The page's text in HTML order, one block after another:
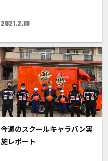
2021.2.19
今週のスクールキャラバン実
施レポート